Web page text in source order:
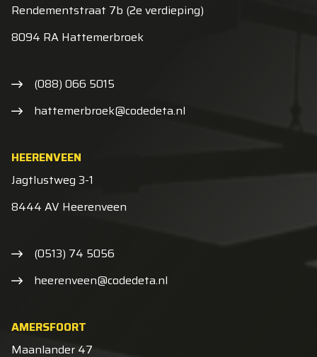
Rendementstraat 7b (2e verdieping)
8094 RA Hattemerbroek
(088) 066 5015
hattemerbroek@codedeta.nl
HEERENVEEN
Jagtlustweg 3-1
8444 AV Heerenveen
(0513) 74 5056
heerenveen@codedeta.nl
AMERSFOORT
Maanlander 47